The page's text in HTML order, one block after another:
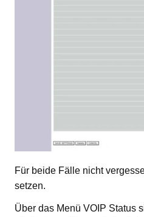
Für beide Fälle nicht
setzen.
Über das Menü VOIP Status